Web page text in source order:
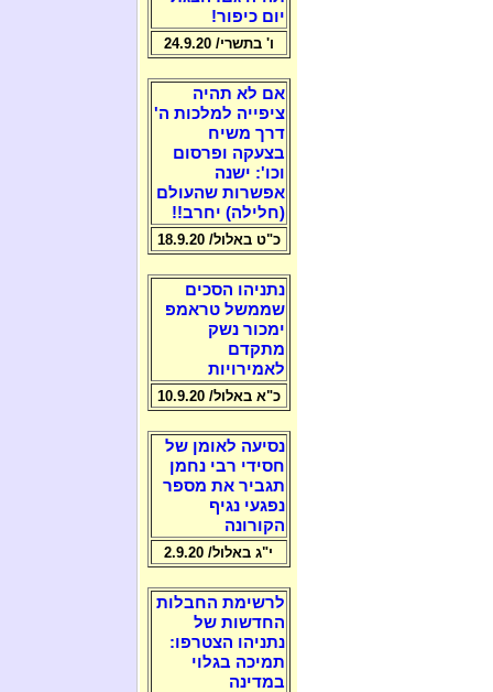
יום כיפור!
ו' בתשרי/ 24.9.20
אם לא תהיה
ציפייה למלכות ה'
דרך משיח
בצעקה ופרסום
וכו': ישנה
אפשרות שהעולם
(חלילה) יחרב!!
כ"ט באלול/ 18.9.20
נתניהו הסכים
שממשל טראמפ
ימכור נשק
מתקדם
לאמירויות
כ"א באלול/ 10.9.20
נסיעה לאומן של
חסידי רבי נחמן
תגביר את מספר
נפגעי נגיף
הקורונה
י"ג באלול/ 2.9.20
לרשימת החבלות
החדשות של
נתניהו הצטרפו:
תמיכה בגלוי
במדינה